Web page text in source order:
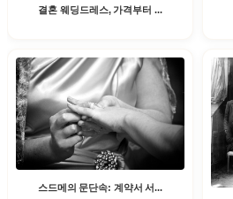
결혼 웨딩드레스, 가격부터 ...
스드메의 문단속: 계약서 서...